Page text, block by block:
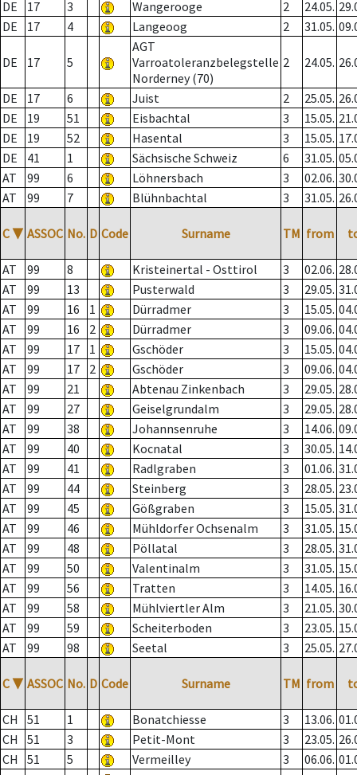
DE
17 3 Wangerooge 2 24.05.
DE
17 4 Langeoog 2 31.05.
DE 17 5
AGT
Varroatoleranzbelegstelle
Norderney (70)
2 24.05.
DE 17 6 Juist 2 25.05.
DE
19 51 Eisbachtal 3 15.05.
DE
19 52 Hasental 3 15.05.
DE
41 1 Sächsische Schweiz 6 31.05.
AT
99 6 Löhnersbach 3 02.06.
AT
99 7 Blühnbachtal 3 31.05.
C ▼ ASSOC No. D Code Surname TM from
AT 99 8 Kristeinertal - Osttirol 3 02.06.
AT
99 13 Pusterwald 3 29.05.
AT
99 16 1 Dürradmer 3 15.05.
AT
99 16 2 Dürradmer 3 09.06.
AT
99 17 1 Gschöder 3 15.05.
AT
99 17 2 Gschöder 3 09.06.
AT
99 21 Abtenau Zinkenbach 3 29.05.
AT
99 27 Geiselgrundalm 3 29.05.
AT
99 38 Johannsenruhe 3 14.06.
AT
99 40 Kocnatal 3 30.05.
AT
99 41 Radlgraben 3 01.06.
AT
99 44 Steinberg 3 28.05.
AT
99 45 Gößgraben 3 15.05.
AT
99 46 Mühldorfer Ochsenalm 3 31.05.
AT
99 48 Pöllatal 3 28.05.
AT
99 50 Valentinalm 3 31.05.
AT
99 56 Tratten 3 14.05.
AT
99 58 Mühlviertler Alm 3 21.05.
AT
99 59 Scheiterboden 3 23.05.
AT
99 98 Seetal 3 25.05.
C ▼ ASSOC No. D Code Surname TM from
CH 51 1 Bonatchiesse 3 13.06.
CH
51 3 Petit-Mont 3 23.05.
CH
51 5 Vermeilley 3 06.06.